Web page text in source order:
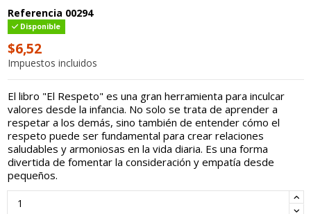
Referencia 00294
Disponible
$6,52
Impuestos incluidos
El libro "El Respeto" es una gran herramienta para inculcar
valores desde la infancia. No solo se trata de aprender a
respetar a los demás, sino también de entender cómo el
respeto puede ser fundamental para crear relaciones
saludables y armoniosas en la vida diaria. Es una forma
divertida de fomentar la consideración y empatía desde
pequeños.